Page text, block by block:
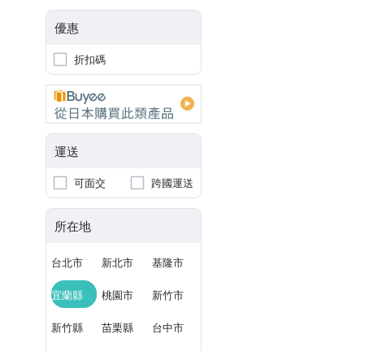
優惠
折扣碼
運送
可面交 跨國運送
所在地
台北市 新北市 基隆市
宜蘭縣 桃園市 新竹市
新竹縣 苗栗縣 台中市